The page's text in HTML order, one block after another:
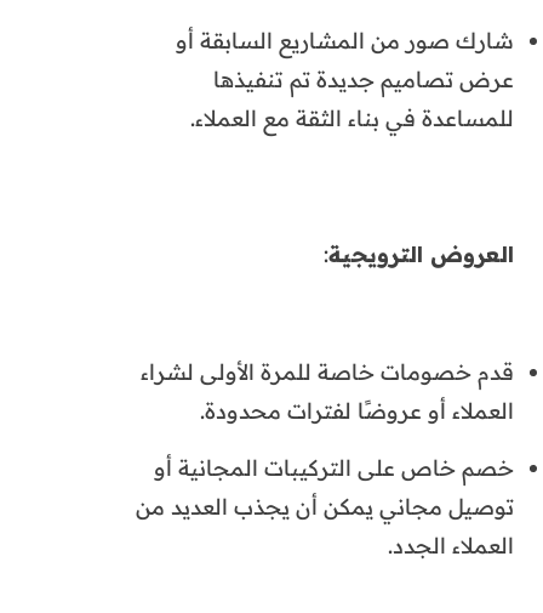
شارك صور من المشاريع السابقة أو
عرض تصاميم جديدة تم تنفيذها
للمساعدة في بناء الثقة مع العملاء.
العروض الترويجية:
قدم خصومات خاصة للمرة الأولى لشراء
العملاء أو عروضًا لفترات محدودة.
خصم خاص على التركيبات المجانية أو
توصيل مجاني يمكن أن يجذب العديد من
العملاء الجدد.